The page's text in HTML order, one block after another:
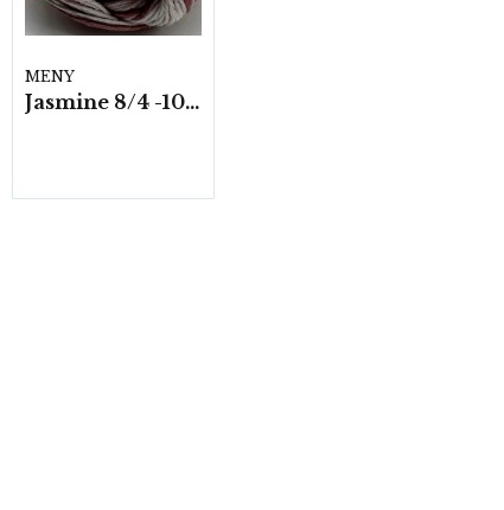
MENY
Jasmine 8/4 -10 nystan a50g./fp. Ombre*